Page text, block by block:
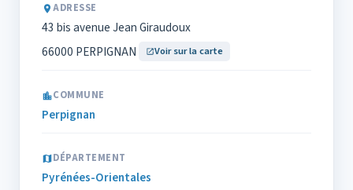
ADRESSE
43 bis avenue Jean Giraudoux
66000 PERPIGNAN
Voir sur la carte
COMMUNE
Perpignan
DÉPARTEMENT
Pyrénées-Orientales